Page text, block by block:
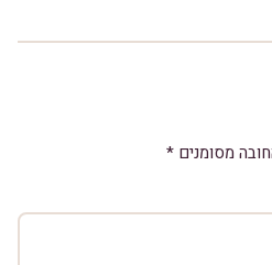
מסומנים *